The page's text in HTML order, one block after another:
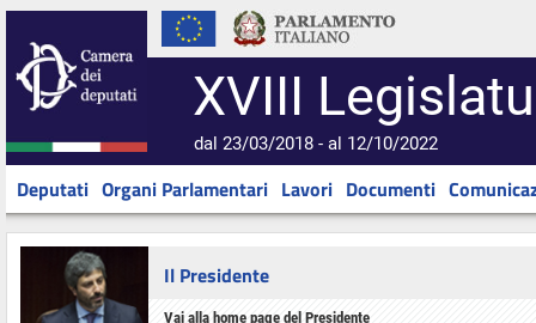
XVIII
dal 23/03/2018 - al 12/10/2022
Deputati Organi Parlamentari Lavori Documenti
Il Presidente
Vai alla home page del Presidente